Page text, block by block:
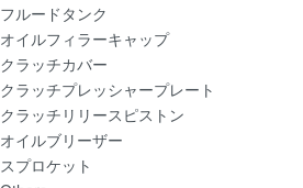
フルードタンク
オイルフィラーキャップ
クラッチカバー
クラッチプレッシャープレート
クラッチリリースピストン
オイルブリーザー
スプロケット